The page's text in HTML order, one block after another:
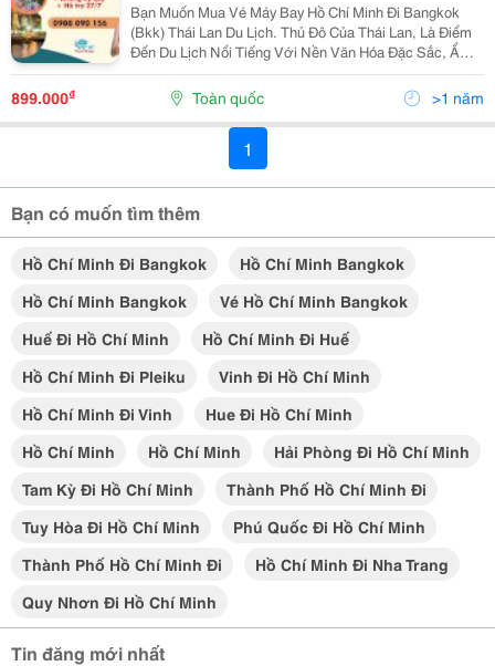
Bạn Muốn Mua Vé Máy Bay Hồ Chí Minh Đi Bangkok
(Bkk) Thái Lan Du Lịch. Thủ Đô Của Thái Lan, Là Điểm
Đến Du Lịch Nổi Tiếng Với Nền Văn Hóa Đặc Sắc, Ẩm
Thực Hấp Dẫn Và Các Trung Tâm Mua Sắm Sầm Uất.
Nhanh Tay Săn Ngay Tại Đại Lý Vé Máy Bay Việt Mỹ
899.000₫ Toàn quốc >1 năm
1
Bạn có muốn tìm thêm
Hồ Chí Minh Đi Bangkok
Hồ Chí Minh Bangkok
Hồ Chí Minh Bangkok
Vé Hồ Chí Minh Bangkok
Huế Đi Hồ Chí Minh
Hồ Chí Minh Đi Huế
Hồ Chí Minh Đi Pleiku
Vinh Đi Hồ Chí Minh
Hồ Chí Minh Đi Vinh
Hue Đi Hồ Chí Minh
Hồ Chí Minh
Hồ Chí Minh
Hải Phòng Đi Hồ Chí Minh
Tam Kỳ Đi Hồ Chí Minh
Thành Phố Hồ Chí Minh Đi
Tuy Hòa Đi Hồ Chí Minh
Phú Quốc Đi Hồ Chí Minh
Thành Phố Hồ Chí Minh Đi
Hồ Chí Minh Đi Nha Trang
Quy Nhơn Đi Hồ Chí Minh
Tin đăng mới nhất